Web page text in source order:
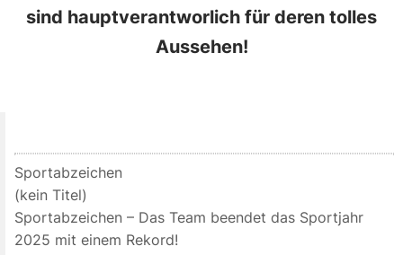
sind hauptverantworlich für deren tolles
Aussehen!
Sportabzeichen
(kein Titel)
Sportabzeichen – Das Team beendet das Sportjahr
2025 mit einem Rekord!